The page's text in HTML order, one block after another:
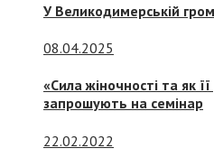
У Великодимерській
08.04.2025
«Сила жіночності та як
запрошують на семінар
22.02.2022